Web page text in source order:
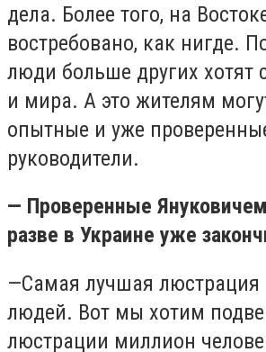
дела. Более того, на
востребовано, как нигде.
люди больше других хотят
и мира. А это жителям
опытные и уже
руководители.
— Проверенные
разве в Украине уже
—Самая лучшая люстрация
людей. Вот мы хотим
люстрации миллион